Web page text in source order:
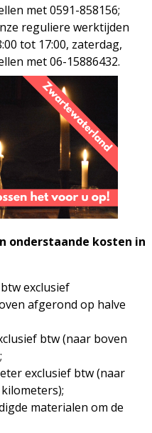
met 0591-858156;
reguliere werktijden
tot 17:00, zaterdag,
met 06-15886432.
onderstaande kosten in
exclusief
afgerond op halve
btw (naar boven
exclusief btw (naar
materialen om de